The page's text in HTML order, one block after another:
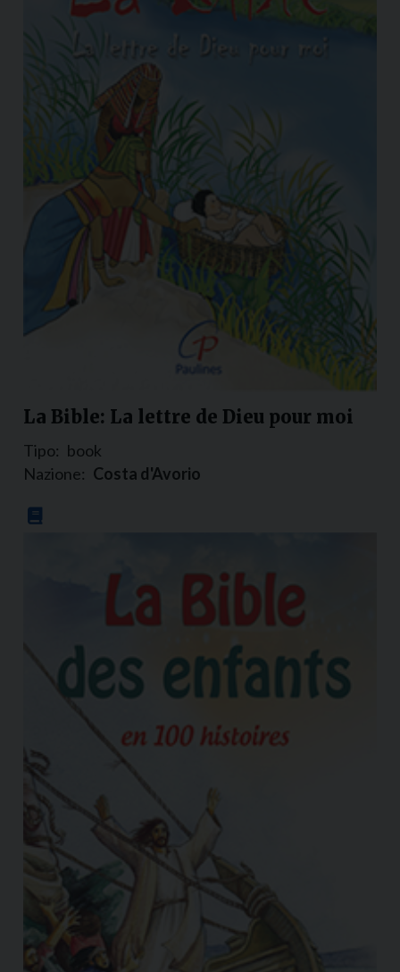
La Bible: La lettre de Dieu pour moi
Tipo: book
Nazione: Costa d'Avorio